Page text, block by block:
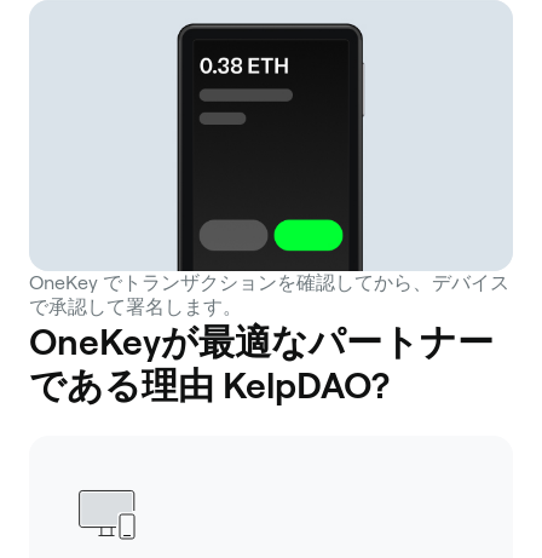
OneKey でトランザクションを確認してから、デバイス
で承認して署名します。
OneKeyが最適なパートナー
である理由 KelpDAO?